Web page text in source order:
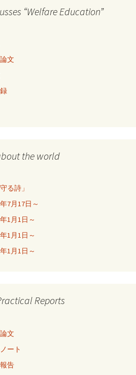
“Welfare Education”
文
the world
る詩」
7月17日～
1月1日～
1月1日～
1月1日～
Reports
文
ート
告